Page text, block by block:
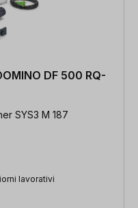
DF 500 RQ-
SYS3 M 187
lavorativi